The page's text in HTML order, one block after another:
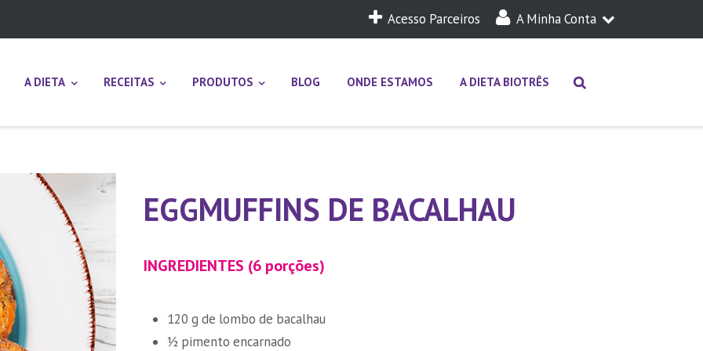
Acesso Parceiros A Minha Conta
Login
A DIETA RECEITAS PRODUTOS BLOG ONDE ESTAMOS A DIETA BIOTRÊS
EGGMUFFINS DE BACALHAU
INGREDIENTES (6 porções)
120 g de lombo de bacalhau
½ pimento encarnado